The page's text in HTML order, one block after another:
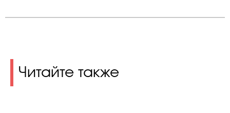
Читайте также